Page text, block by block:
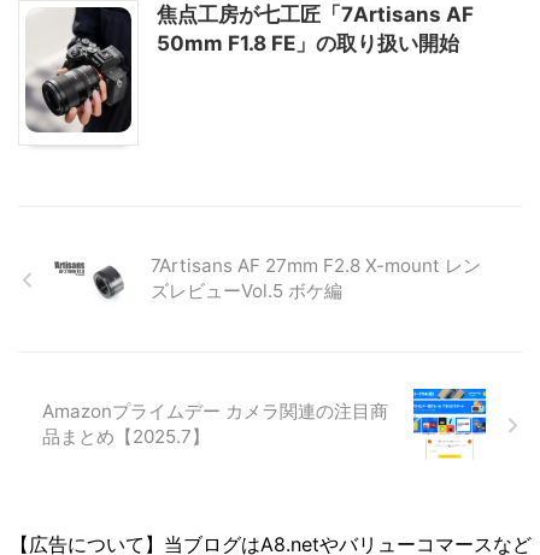
焦点工房が七工匠「7Artisans AF
50mm F1.8 FE」の取り扱い開始
7Artisans AF 27mm F2.8 X-mount レン
ズレビューVol.5 ボケ編
Amazonプライムデー カメラ関連の注目商
品まとめ【2025.7】
【広告について】当ブログはA8.netやバリューコマースなど